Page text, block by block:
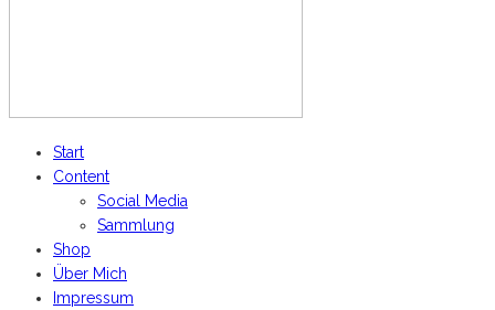
Start
Content
Social Media
Sammlung
Shop
Über Mich
Impressum